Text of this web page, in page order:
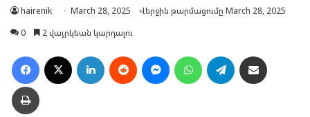
hairenik March 28, 2025
Վերջին թարմացումը March 28, 2025
0
2 վայրկեան կարդալու
Facebook LinkedIn Reddit MessengerWhatsAppTelegram
Տպել